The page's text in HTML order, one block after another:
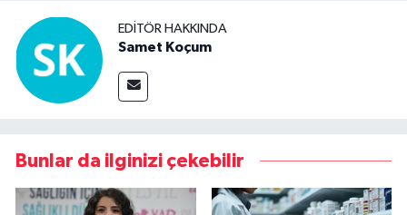
EDITÖR HAKKINDA
Samet Koçum
Bunlar da ilginizi çekebilir